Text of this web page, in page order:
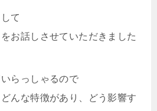
て
お話しさせていただきました
らっしゃるので
んな特徴があり、どう影響す